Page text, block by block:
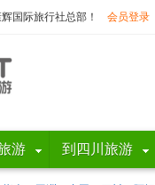
国际旅行社总部！ 会员登录
游 到四川旅游